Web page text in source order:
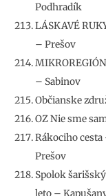
Podhradík
LÁSKAVÉ
– Prešov
– Sabinov
Občianske
OZ Nie sme
Rákociho
Prešov
Spolok
leto –